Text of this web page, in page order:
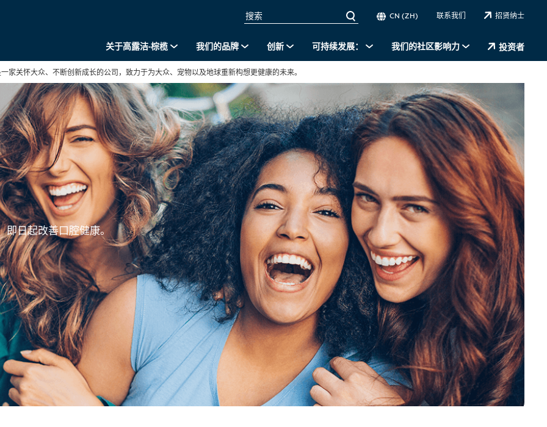
CN (ZH) 联系我们 招贤纳士
关于高露洁-棕榄 我们的品牌 创新 可持续发展： 我们的社区影响力 投资者
家关怀大众、不断创新成长的公司，致力于为大众、宠物以及地球重新构想更健康的未来。
即日起改善口腔健康。